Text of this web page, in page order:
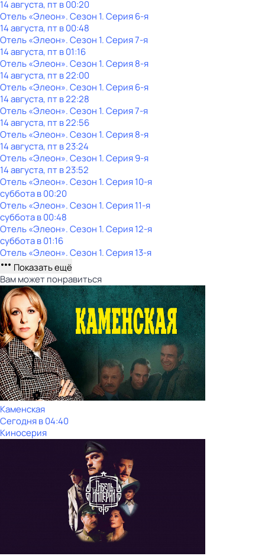
14 августа, пт в 00:20
Отель «Элеон». Сезон 1. Серия 6-я
14 августа, пт в 00:48
Отель «Элеон». Сезон 1. Серия 7-я
14 августа, пт в 01:16
Отель «Элеон». Сезон 1. Серия 8-я
14 августа, пт в 22:00
Отель «Элеон». Сезон 1. Серия 6-я
14 августа, пт в 22:28
Отель «Элеон». Сезон 1. Серия 7-я
14 августа, пт в 22:56
Отель «Элеон». Сезон 1. Серия 8-я
14 августа, пт в 23:24
Отель «Элеон». Сезон 1. Серия 9-я
14 августа, пт в 23:52
Отель «Элеон». Сезон 1. Серия 10-я
субботав00:20
Отель «Элеон». Сезон 1. Серия 11-я
субботав00:48
Отель «Элеон». Сезон 1. Серия 12-я
субботав01:16
Отель «Элеон». Сезон 1. Серия 13-я
Показать ещё
Вам может понравиться
Каменская
Сегодня в 04:40
Киносерия